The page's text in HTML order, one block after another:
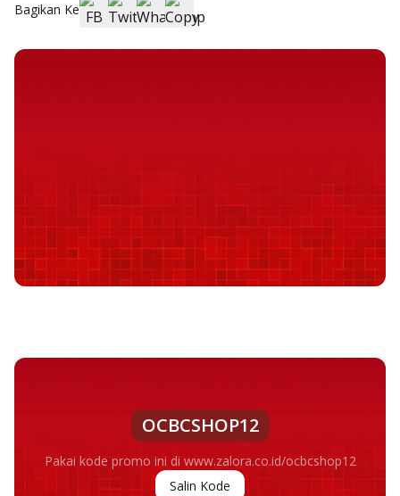
Bagikan Ke
OCBCSHOP12
Pakai kode promo ini di www.zalora.co.id/ocbcshop12
Salin Kode